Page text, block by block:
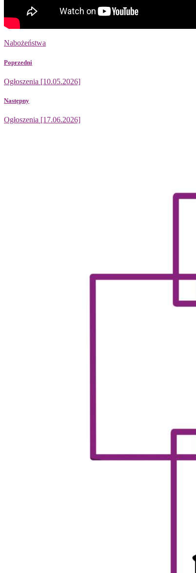
Nabożeństwa
Poprzedni
Ogłoszenia [10.05.2026]
Następny
Ogłoszenia [17.06.2026]